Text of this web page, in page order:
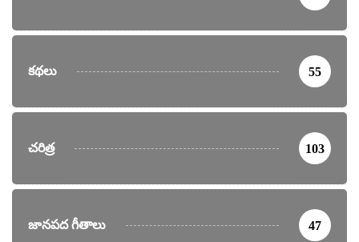
కథలు 55
చరిత్ర 103
జానపద గీతాలు 47